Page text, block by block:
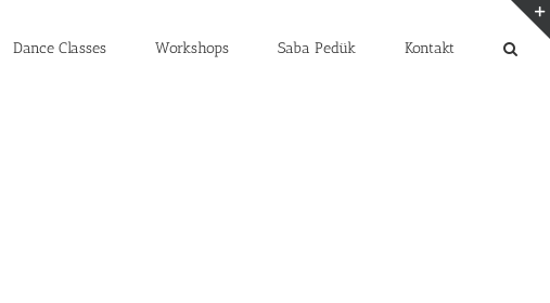
Dance Classes Workshops Saba Pedük Kontakt